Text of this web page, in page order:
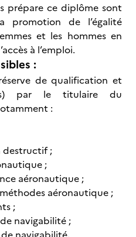
prépare ce diplôme sont
promotion de l’égalité
et les hommes en
à l’emploi.
:
de qualification et
par le titulaire du
:
destructif ;
;
aéronautique ;
aéronautique ;
;
navigabilité ;